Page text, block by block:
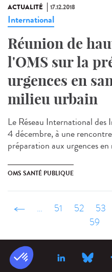
ACTUALITÉ 17.12.2018
International
Réunion de
l'OMS sur la
urgences en
milieu urbain
Le Réseau International
4 décembre, à une
préparation aux urgences
OMS SANTÉ PUBLIQUE
‹ précédent
… 51 52 53
59